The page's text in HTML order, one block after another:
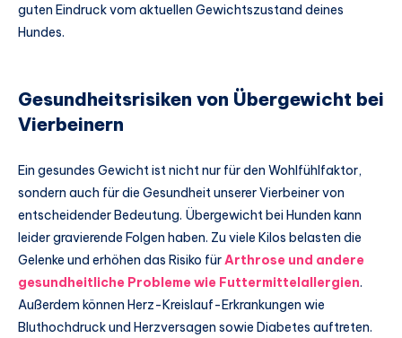
guten Eindruck vom aktuellen Gewichtszustand deines
Hundes.
Gesundheitsrisiken von Übergewicht bei
Vierbeinern
Ein gesundes Gewicht ist nicht nur für den Wohlfühlfaktor,
sondern auch für die Gesundheit unserer Vierbeiner von
entscheidender Bedeutung. Übergewicht bei Hunden kann
leider gravierende Folgen haben. Zu viele Kilos belasten die
Gelenke und erhöhen das Risiko fürArthrose und andere
gesundheitliche Probleme wie Futtermittelallergien.
Außerdem können Herz-Kreislauf-Erkrankungen wie
Bluthochdruck und Herzversagen sowie Diabetes auftreten.